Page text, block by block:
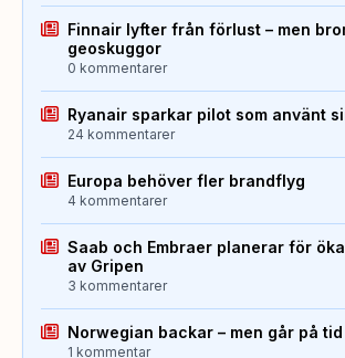
Finnair lyfter från förlust – men
geoskuggor
0 kommentarer
Ryanair sparkar pilot som använt
24 kommentarer
Europa behöver fler brandflyg
4 kommentarer
Saab och Embraer planerar för
av Gripen
3 kommentarer
Norwegian backar – men går på tid
1 kommentar